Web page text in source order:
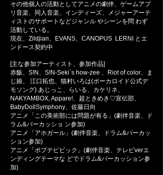
その他個人の活動としてアニメの劇伴、ゲームアプ
リ音楽、同人音楽、インディーズ、メジャーアーテ
ィストのサポートなどジャンル やシーンを問 わず
活動している。
現在、Zildjian、EVANS、CANOPUS LERNI とエ
ンドース契約中
[主な参加アーティスト、参加作品]
赤飯、S!N、S!N-Seki`s how-zee 、Riot of color、ま
じ娘、 江口拓也、猫村いろは(ボーカロイド公式デ
モソング) あじっこ、らいる、カケリネ、
NAKYAMBOX, Appare!、超ときめき♡宣伝部、
BabyDollSymphony、佐藤日向
アニメ「この美術部には問題が有る」(劇伴音楽、ド
ラム&パーカッショ ン参加)
アニメ「アホガール」(劇伴音楽、ドラム&パーカッ
ション参加)
アニメ「ポプテピピック」(劇伴音楽、テレビverエ
ンディングテーマな どでドラム&パーカッション参
加)